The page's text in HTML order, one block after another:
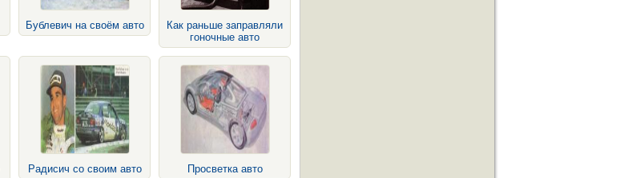
Бублевич на своём авто
Как раньше заправляли
гоночные авто
Радисич со своим авто Просветка авто